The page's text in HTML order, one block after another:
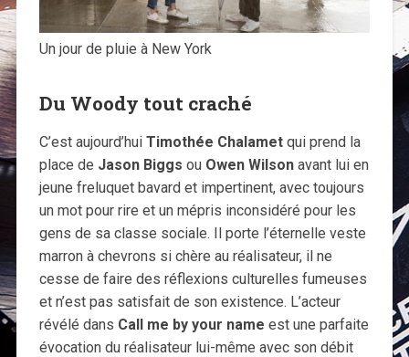
Un jour de pluie à New York
Du Woody tout craché
C’est aujourd’huiTimothée Chalametqui prend la
place de Jason Biggs ou Owen Wilson avant lui en
jeune freluquet bavard et impertinent, avec toujours
un mot pour rire et un mépris inconsidéré pour les
gens de sa classe sociale. Il porte l’éternelle veste
marron à chevrons si chère au réalisateur, il ne
cesse de faire des réflexions culturelles fumeuses
et n’est pas satisfait de son existence. L’acteur
révélé dans Call me by your name est une parfaite
évocation du réalisateur lui-même avec son débit